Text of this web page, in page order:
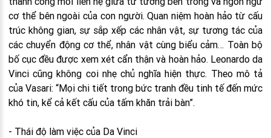
cơ thể bên ngoài của con người. Quan niệm hoàn hảo từ cấu
trúc không gian, sự sắp xếp các nhân vật, sự tương tác của
các chuyển động cơ thể, nhân vật cùng biểu cảm… Toàn bộ
bố cục đều được xem xét cẩn thận và hoàn hảo. Leonardo da
Vinci cũng không coi nhẹ chủ nghĩa hiện thực. Theo mô tả
của Vasari: “Mọi chi tiết trong bức tranh đều tinh tế đến mức
khó tin, kể cả kết cấu của tấm khăn trải bàn”.
- Thái độ làm việc của Da Vinci